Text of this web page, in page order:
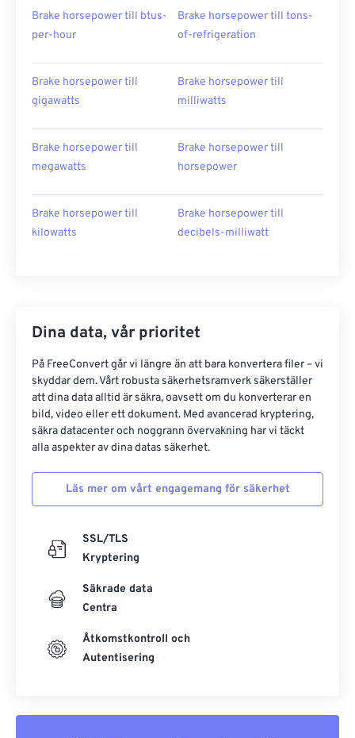
Brake horsepower till btus-
per-hour
Brake horsepower till tons-
of-refrigeration
Brake horsepower till
gigawatts
Brake horsepower till
milliwatts
Brake horsepower till
megawatts
Brake horsepower till
horsepower
Brake horsepower till
kilowatts
Brake horsepower till
decibels-milliwatt
Dina data, vår prioritet
På FreeConvert går vi längre än att bara konvertera filer – vi
skyddar dem. Vårt robusta säkerhetsramverk säkerställer
att dina data alltid är säkra, oavsett om du konverterar en
bild, video eller ett dokument. Med avancerad kryptering,
säkra datacenter och noggrann övervakning har vi täckt
alla aspekter av dina datas säkerhet.
Läs mer om vårt engagemang för säkerhet
SSL/TLS
Kryptering
Säkrade data
Centra
Åtkomstkontroll och
Autentisering